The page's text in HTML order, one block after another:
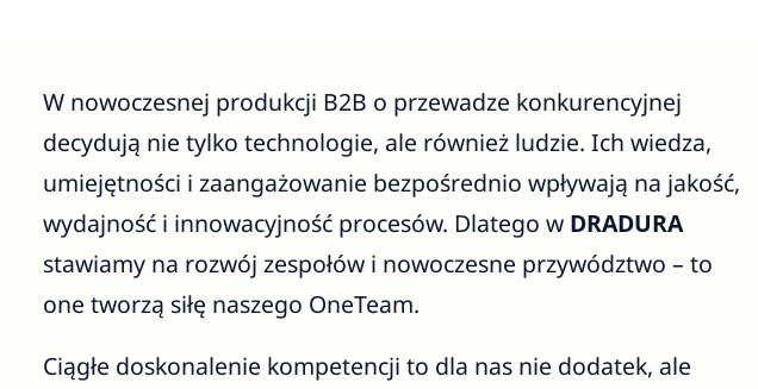
W nowoczesnej produkcji B2B o przewadze konkurencyjnej
decydują nie tylko technologie, ale również ludzie. Ich wiedza,
umiejętności i zaangażowanie bezpośrednio wpływają na jakość,
wydajność i innowacyjność procesów. Dlatego w DRADURA
stawiamy na rozwój zespołów i nowoczesne przywództwo – to
one tworzą siłę naszego OneTeam.
Ciągłe doskonalenie kompetencji to dla nas nie dodatek, ale